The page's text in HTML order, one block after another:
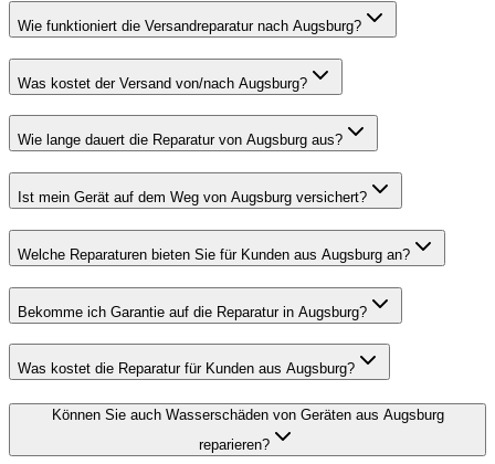
Wie funktioniert die Versandreparatur nach Augsburg?
Was kostet der Versand von/nach Augsburg?
Wie lange dauert die Reparatur von Augsburg aus?
Ist mein Gerät auf dem Weg von Augsburg versichert?
Welche Reparaturen bieten Sie für Kunden aus Augsburg an?
Bekomme ich Garantie auf die Reparatur in Augsburg?
Was kostet die Reparatur für Kunden aus Augsburg?
Können Sie auch Wasserschäden von Geräten aus Augsburg
reparieren?